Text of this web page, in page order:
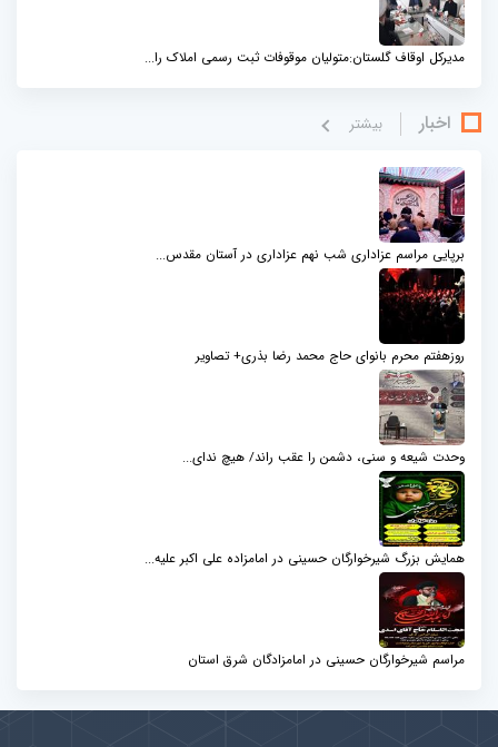
مدیرکل اوقاف گلستان:متولیان موقوفات ثبت رسمی املاک را...
اخبار بيشتر
برپایی مراسم عزاداری شب نهم عزاداری در آستان مقدس...
روزهفتم محرم بانوای حاج محمد رضا بذری+ تصاویر
وحدت شیعه و سنی، دشمن را عقب راند/ هیچ ندای...
همایش بزرگ شیرخوارگان حسینی در امامزاده علی اکبر علیه...
مراسم شیرخوارگان حسینی در امامزادگان شرق استان